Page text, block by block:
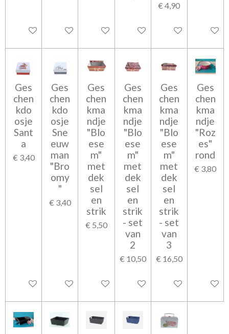
In winkelwagenIn winkelwagenIn winkelwagenBekijk details
€ 4,90
In winkelwagen
Bekijk
Ges
chen
kdo
osje
Sant
a
€ 3,40
In winkelwagen
Ges
chen
kdo
osje
Sne
euw
man
"Bro
omy
"
€ 3,40
In winkelwagen
Ges
chen
kma
ndje
"Blo
ese
m"
met
dek
sel
en
strik
€ 5,50
Bekijk details
Ges
chen
kma
ndje
"Blo
ese
m"
met
dek
sel
en
strik
- set
van
2
€ 10,50
Bekijk details
Ges
chen
kma
ndje
"Blo
ese
m"
met
dek
sel
en
strik
- set
van
3
€ 16,50
Bekijk details
Ges
chen
kma
ndje
"Roz
es"
rond
€ 3,80
In